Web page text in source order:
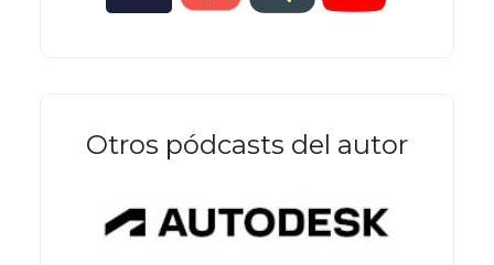
Otros pódcasts del autor